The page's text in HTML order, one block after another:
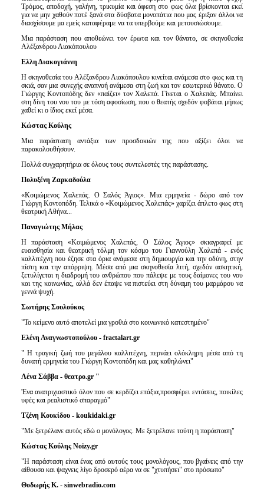
Τρόμος, αποδοχή, γαλήνη, τρικυμία και άφεση στο φως όλα βρίσκονται εκεί
για να μην χαθούν ποτέ ξανά στα δύσβατα μονοπάτια που μας έριξαν άλλοι να
διασχίσουμε μα εμείς καταφέραμε να τα υπερβούμε και μετουσιώσουμε.
Μια παράσταση που αποθεώνει τον έρωτα και τον θάνατο, σε σκηνοθεσία
Αλέξανδρου Λιακόπουλου
Ελλη Διακογιάννη
Η σκηνοθεσία του Αλέξανδρου Λιακόπουλου κινείται ανάμεσα στο φως και τη
σκιά, σαν μια συνεχής αναπνοή ανάμεσα στη ζωή και τον εσωτερικό θάνατο. Ο
Γιώργης Κοντοπόδης δεν «παίζει» τον Χαλεπά. Γίνεται ο Χαλεπάς. Μπαίνει
στη δίνη του νου του με τόση αφοσίωση, που ο θεατής σχεδόν φοβάται μήπως
χαθεί κι ο ίδιος εκεί μέσα.
Κώστας Κούλης
Μια παράσταση αντάξια των προσδοκιών της που αξίζει όλοι να
παρακολουθήσουν.
Πολλά συγχαρητήρια σε όλους τους συντελεστές της παράστασης.
Πολυξένη Ζαρκαδούλα
«Κοιμώμενος Χαλεπάς. Ο Σαλός Άγιος». Μια ερμηνεία - δώρο από τον
Γιώργη Κοντοπόδη. Τελικά ο «Κοιμώμενος Χαλεπάς» χαρίζει άπλετο φως στη
θεατρική Αθήνα...
Παναγιώτης Μήλας
Η παράσταση «Κοιμώμενος Χαλεπάς, Ο Σάλος Άγιος» σκιαγραφεί με
ευαισθησία και θεατρική τόλμη τον κόσμο του Γιαννούλη Χαλεπά - ενός
καλλιτέχνη που έζησε στα όρια ανάμεσα στη δημιουργία και την οδύνη, στην
πίστη και την απόρριψη. Μέσα από μια σκηνοθεσία λιτή, σχεδόν ασκητική,
ξετυλίγεται η διαδρομή του ανθρώπου που πάλεψε με τους δαίμονες του νου
και της κοινωνίας, αλλά δεν έπαψε να πιστεύει στη δύναμη του μαρμάρου να
γεννά ψυχή.
Σωτήρης Σουλούκος
"Το κείμενο αυτό αποτελεί μια γροθιά στο κοινωνικό κατεστημένο"
Ελένη Αναγνωστοπούλου - fractalart.gr
" Η τραγική ζωή του μεγάλου καλλιτέχνη, περνάει ολόκληρη μέσα από τη
δυνατή ερμηνεία του Γιώργη Κοντοπόδη και μας καθηλώνει"
Λένα Σάββα - θεατρο.gr"
'Ενα ανατριχιαστικό όλον που σε κερδίζει επάξια,προσφέρει εντάσεις, ποικίλες
υφές και ρεαλιστικό σπαραγμό"
Τζένη Κουκίδου - koukidaki.gr
"Με ξετρέλανε αυτός εδώ ο μονόλογος. Με ξετρέλανε τούτη η παράσταση"
Κώστας Κούλης Noizy.gr
"Η παράσταση είναι ένας από αυτούς τους μονολόγους, που βγαίνεις από την
αίθουσα και ψαχνεις λίγο δροσερό αέρα να σε "χτυπήσει" στο πρόσωπο"
Θοδωρής Κ. - sinwebradio.com